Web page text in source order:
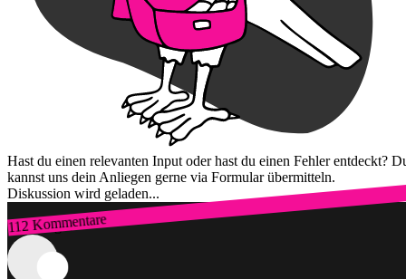
Hast du einen relevanten Input oder hast du einen Fehler entdeckt?
kannst uns dein Anliegen gerne via Formular übermitteln.
Diskussion wird geladen...
112 Kommentare
Zum Login